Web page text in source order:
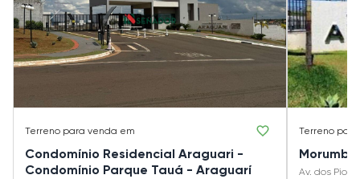
Terreno para venda em
Condomínio Residencial Araguari -
Condomínio Parque Tauá - Araguarí
Terreno
Morumbi
Av. dos